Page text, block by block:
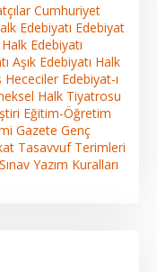
Cumhuriyet
Edebiyatı Edebiyat
Edebiyatı
Aşık Edebiyatı Halk
Hececiler Edebiyat-ı
Halk Tiyatrosu
Eğitim-Öğretim
Gazete Genç
Tasavvuf Terimleri
Yazım Kuralları